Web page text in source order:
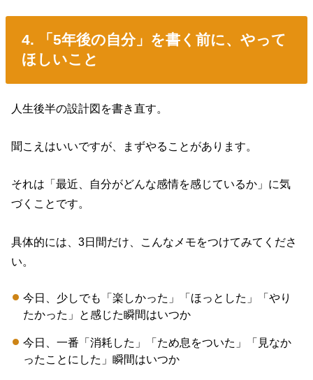
4. 「5年後の自分」を書く前に、やって
ほしいこと
人生後半の設計図を書き直す。
聞こえはいいですが、まずやることがあります。
それは「最近、自分がどんな感情を感じているか」に気
づくことです。
具体的には、3日間だけ、こんなメモをつけてみてくださ
い。
今日、少しでも「楽しかった」「ほっとした」「やり
たかった」と感じた瞬間はいつか
今日、一番「消耗した」「ため息をついた」「見なか
ったことにした」瞬間はいつか